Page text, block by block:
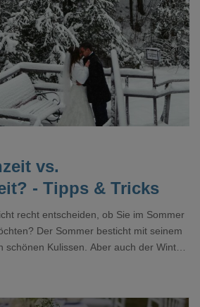
Loading...
vs.
- Tipps & Tricks
recht entscheiden, ob Sie im Sommer
Der Sommer besticht mit seinem
Kulissen. Aber auch der Winter
Winterhochzeiten gehören definitiv
auch die Landschaft gibt einige